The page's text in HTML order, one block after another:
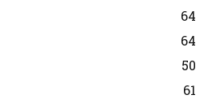
64
64
50
61